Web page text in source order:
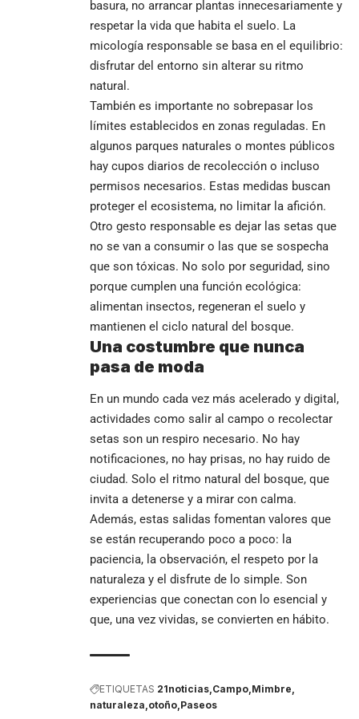
basura, no arrancar plantas innecesariamente y
respetar la vida que habita el suelo. La
micología responsable se basa en el equilibrio:
disfrutar del entorno sin alterar su ritmo
natural.
También es importante no sobrepasar los
límites establecidos en zonas reguladas. En
algunos parques naturales o montes públicos
hay cupos diarios de recolección o incluso
permisos necesarios. Estas medidas buscan
proteger el ecosistema, no limitar la afición.
Otro gesto responsable es dejar las setas que
no se van a consumir o las que se sospecha
que son tóxicas. No solo por seguridad, sino
porque cumplen una función ecológica:
alimentan insectos, regeneran el suelo y
mantienen el ciclo natural del bosque.
Una costumbre que nunca
pasa de moda
En un mundo cada vez más acelerado y digital,
actividades como salir al campo o recolectar
setas son un respiro necesario. No hay
notificaciones, no hay prisas, no hay ruido de
ciudad. Solo el ritmo natural del bosque, que
invita a detenerse y a mirar con calma.
Además, estas salidas fomentan valores que
se están recuperando poco a poco: la
paciencia, la observación, el respeto por la
naturaleza y el disfrute de lo simple. Son
experiencias que conectan con lo esencial y
que, una vez vividas, se convierten en hábito.
ETIQUETAS 21noticias Campo Mimbre
naturaleza otoño Paseos